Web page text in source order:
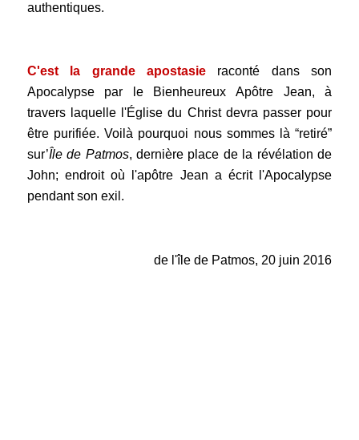
authentiques.
C'est la grande apostasie
raconté dans son
Apocalypse par le Bienheureux Apôtre Jean, à
travers laquelle l'Église du Christ devra passer pour
être purifiée. Voilà pourquoi nous sommes là “retiré”
sur’Île de Patmos, dernière place de la révélation de
John; endroit où l'apôtre Jean a écrit l'Apocalypse
pendant son exil.
de l'île de Patmos, 20 juin 2016